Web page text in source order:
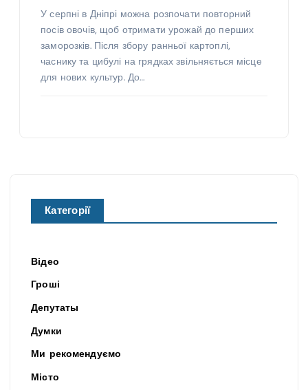
У серпні в Дніпрі можна розпочати повторний
посів овочів, щоб отримати урожай до перших
заморозків. Після збору ранньої картоплі,
часнику та цибулі на грядках звільняється місце
для нових культур. До…
Категорії
Відео
Гроші
Депутаты
Думки
Ми рекомендуємо
Місто